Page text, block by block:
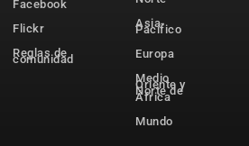
Facebook
Flickr
Reglas de
comunidad
Asia-
Pacífico
Europa
Medio
Oriente y
Norte de
África
Mundo